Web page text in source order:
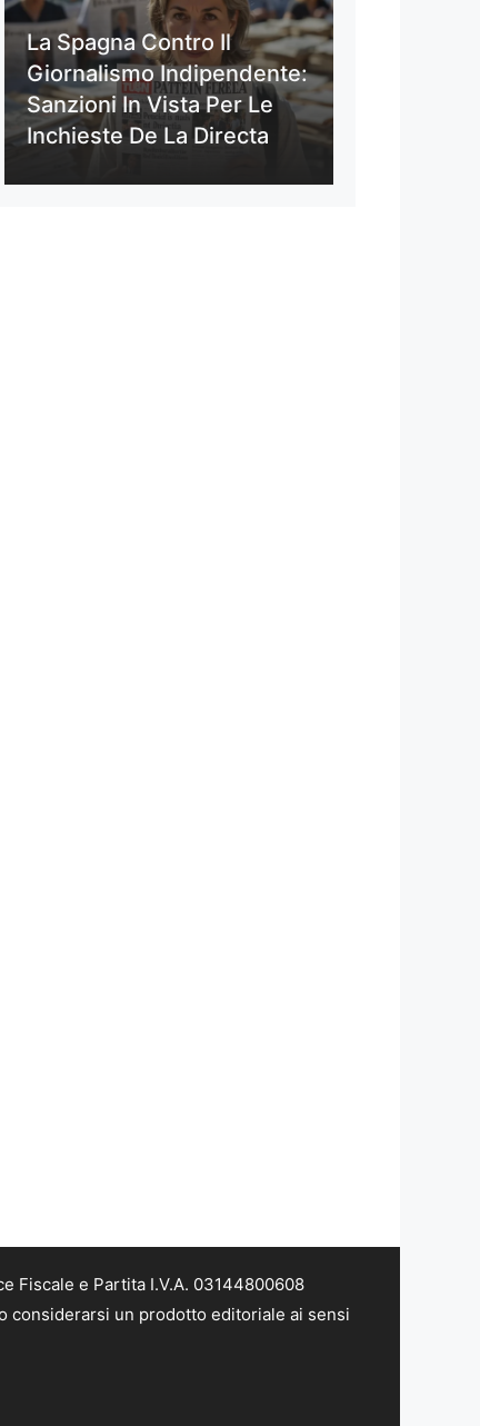
La Spagna Contro Il
Giornalismo Indipendente:
Sanzioni In Vista Per Le
Inchieste De La Directa
Fiscale e Partita I.V.A. 03144800608
considerarsi un prodotto editoriale ai sensi